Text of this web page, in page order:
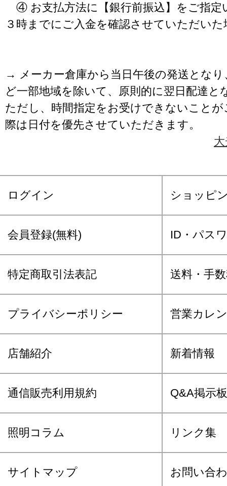
④ お支払方法に【銀行前振込】をご指定
３時までにご入金を確認させていただいた
→ メーカー倉庫から当日午後の発送となり
ど一部地域を除いて、原則的に翌日配達と
ただし、時間指定をお受けできないこと
際は日付を優先させていただきます。
ログイン ショッピ
会員登録(無料) ID・パス
特定商取引法表記 送料・手
プライバシーポリシー 営業カレ
店舗紹介 新着情報
通信販売利用規約 Q&A掲示板
照明コラム リンク集
サイトマップ お問い合